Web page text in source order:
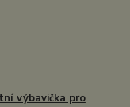
výbavička pro